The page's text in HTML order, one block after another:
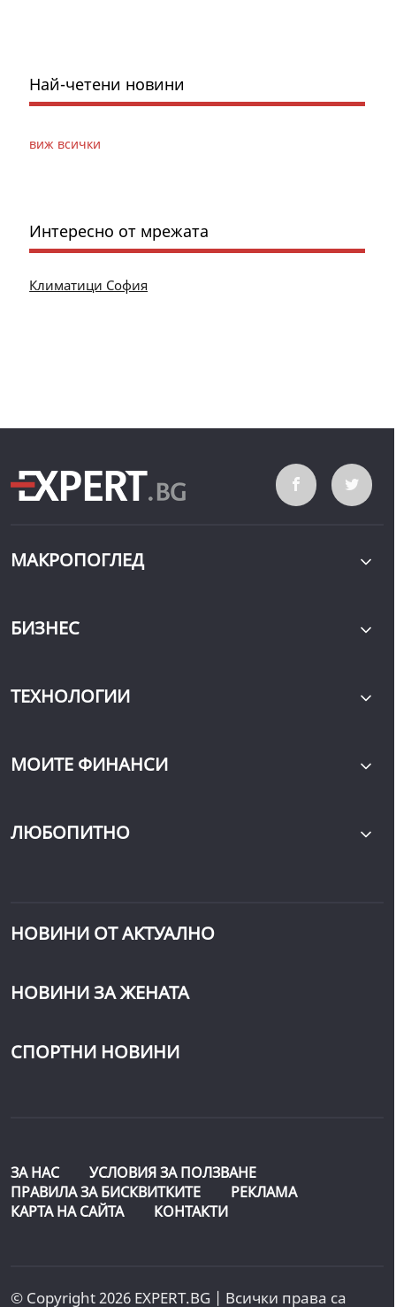
Най-четени новини
виж всички
Интересно от мрежата
Климатици София
МАКРОПОГЛЕД
БИЗНЕС
ТЕХНОЛОГИИ
МОИТЕ ФИНАНСИ
ЛЮБОПИТНО
НОВИНИ ОТ АКТУАЛНО
НОВИНИ ЗА ЖЕНАТА
СПОРТНИ НОВИНИ
ЗА НАС
УСЛОВИЯ ЗА ПОЛЗВАНЕ
ПРАВИЛА ЗА БИСКВИТКИТЕ
РЕКЛАМА
КАРТА НА САЙТА
КОНТАКТИ
© Copyright 2026 EXPERT.BG | Всички права са